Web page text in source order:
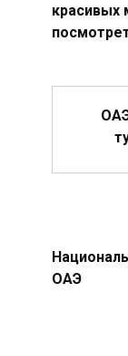
красивых
ОАЭ